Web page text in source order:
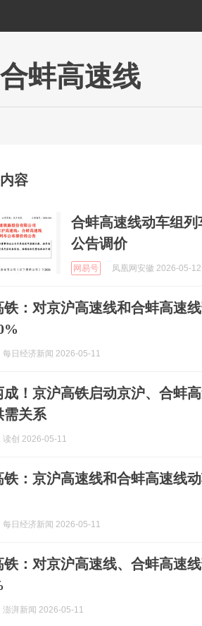
合蚌高速线
容
合蚌高速线动车组
公告调价
网易号 凤凰网安徽 2026-05-12
铁：对京沪高速线和合蚌高速
每日经济新闻 2026-05-11
成！京沪高铁启动京沪、合蚌
需关系
读创 2026-05-11
铁：京沪高速线和合蚌高速线
每日经济新闻 2026-05-11
铁：对京沪高速线、合蚌高速
澎湃新闻 2026-05-11